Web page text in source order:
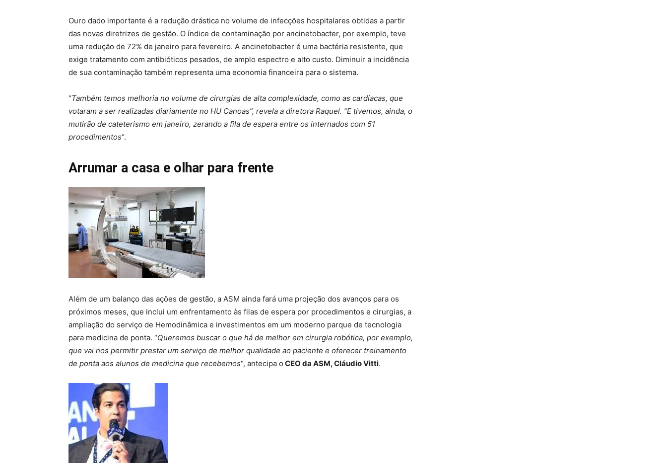
Ouro dado importante é a redução drástica no volume de infecções hospitalares obtidas a partir
das novas diretrizes de gestão. O índice de contaminação por ancinetobacter, por exemplo, teve
uma redução de 72% de janeiro para fevereiro. A ancinetobacter é uma bactéria resistente, que
exige tratamento com antibióticos pesados, de amplo espectro e alto custo. Diminuir a incidência
de sua contaminação também representa uma economia financeira para o sistema.
“Também temos melhoria no volume de cirurgias de alta complexidade, como as cardíacas, que
votaram a ser realizadas diariamente no HU Canoas”, revela a diretora Raquel. “E tivemos, ainda, o
mutirão de cateterismo em janeiro, zerando a fila de espera entre os internados com 51
procedimentos“.
Arrumar a casa e olhar para frente
Além de um balanço das ações de gestão, a ASM ainda fará uma projeção dos avanços para os
próximos meses, que inclui um enfrentamento às filas de espera por procedimentos e cirurgias, a
ampliação do serviço de Hemodinâmica e investimentos em um moderno parque de tecnologia
para medicina de ponta. “Queremos buscar o que há de melhor em cirurgia robótica, por exemplo,
que vai nos permitir prestar um serviço de melhor qualidade ao paciente e oferecer treinamento
de ponta aos alunos de medicina que recebemos“, antecipa o CEO da ASM, Cláudio Vitti.